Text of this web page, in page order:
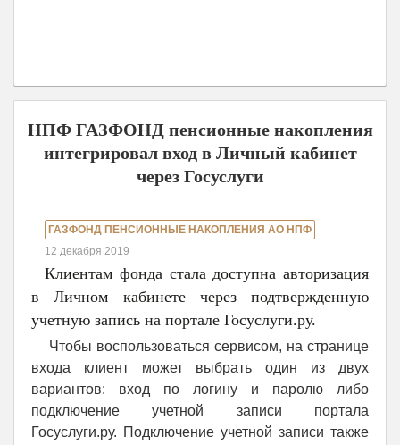
НПФ ГАЗФОНД пенсионные накопления
интегрировал вход в Личный кабинет
через Госуслуги
ГАЗФОНД ПЕНСИОННЫЕ НАКОПЛЕНИЯ АО НПФ
12 декабря 2019
Клиентам фонда стала доступна авторизация
в Личном кабинете через подтвержденную
учетную запись на портале Госуслуги.ру.
Чтобы воспользоваться сервисом, на странице
входа клиент может выбрать один из двух
вариантов: вход по логину и паролю либо
подключение учетной записи портала
Госуслуги.ру. Подключение учетной записи также